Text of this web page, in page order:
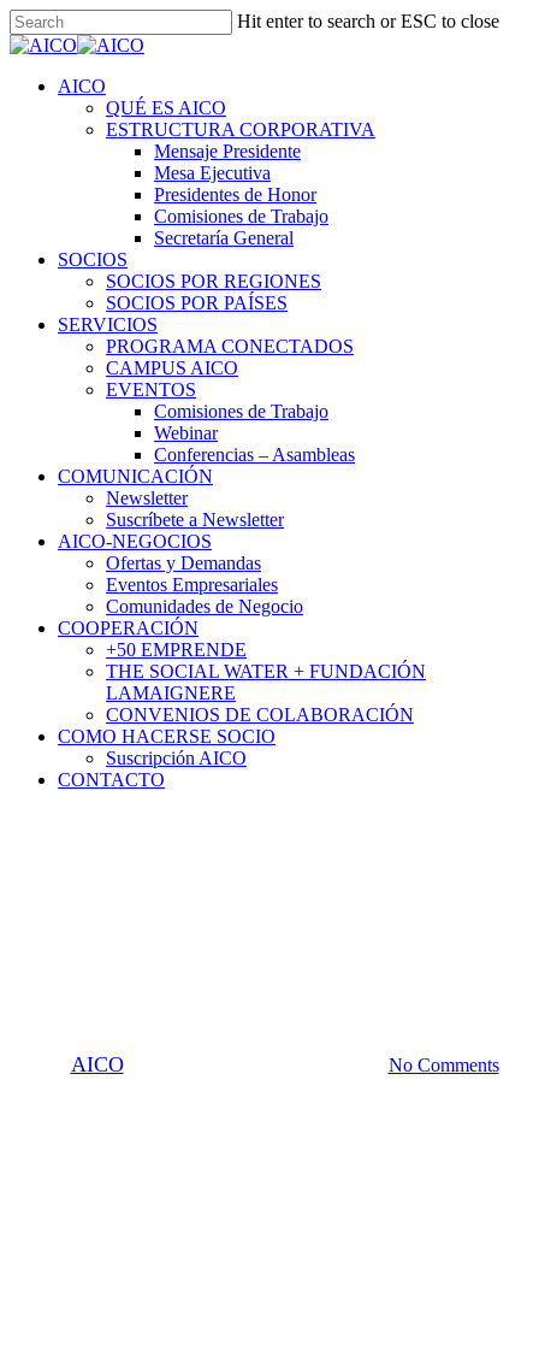
Skip
to
content
Hit enter to search or ESC to close
Close
Menu
AICO
QUÉ ES AICO
ESTRUCTURA CORPORATIVA
Mensaje Presidente
Mesa Ejecutiva
Presidentes de Honor
Comisiones de Trabajo
Secretaría General
SOCIOS
SOCIOS POR REGIONES
SOCIOS POR PAÍSES
SERVICIOS
PROGRAMA CONECTADOS
CAMPUS AICO
EVENTOS
Comisiones de Trabajo
Webinar
Conferencias – Asambleas
COMUNICACIÓN
Newsletter
Suscríbete a Newsletter
AICO-NEGOCIOS
Ofertas y Demandas
Eventos Empresariales
Comunidades de Negocio
COOPERACIÓN
+50 EMPRENDE
THE SOCIAL WATER + FUNDACIÓN
LAMAIGNERE
CONVENIOS DE COLABORACIÓN
COMO HACERSE SOCIO
Suscripción AICO
CONTACTO
AICO7 de mayo de 2024 No Comments